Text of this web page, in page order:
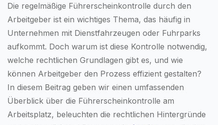
Die regelmäßige Führerscheinkontrolle durch den
Arbeitgeber ist ein wichtiges Thema, das häufig in
Unternehmen mit Dienstfahrzeugen oder Fuhrparks
aufkommt. Doch warum ist diese Kontrolle notwendig,
welche rechtlichen Grundlagen gibt es, und wie
können Arbeitgeber den Prozess effizient gestalten?
In diesem Beitrag geben wir einen umfassenden
Überblick über die Führerscheinkontrolle am
Arbeitsplatz, beleuchten die rechtlichen Hintergründe